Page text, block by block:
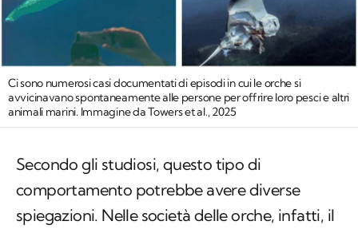
Ci sono numerosi casi documentati di episodi in cui le orche si
avvicinavano spontaneamente alle persone per offrire loro pesci e altri
animali marini. Immagine da Towers et al., 2025
Secondo gli studiosi, questo tipo di
comportamento potrebbe avere diverse
spiegazioni. Nelle società delle orche, infatti, il